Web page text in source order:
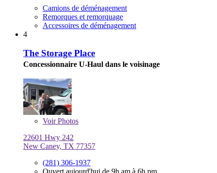
Camions de déménagement
Remorques et remorquage
Accessoires de déménagement
4
The Storage Place
Concessionnaire U-Haul dans le voisinage
VoirPhotos
22601 Hwy 242
New Caney, TX 77357
(281) 306-1937
Ouvert aujourd'hui de 9h am à 6h pm